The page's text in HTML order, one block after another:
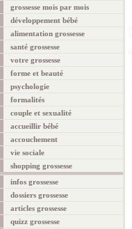
grossesse mois par mois
développement bébé
alimentation grossesse
santé grossesse
votre grossesse
forme et beauté
psychologie
formalités
couple et sexualité
accueillir bébé
accouchement
vie sociale
shopping grossesse
infos grossesse
dossiers grossesse
articles grossesse
quizz grossesse